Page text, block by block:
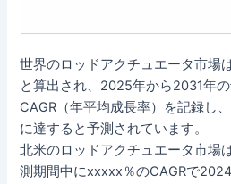
世界のロッドアクチュエータ市場
と算出され、2025年から2031年
CAGR（年平均成長率）を記録し
に達すると予測されています。
北米のロッドアクチュエータ市場
測期間中にxxxxx％のCAGRで